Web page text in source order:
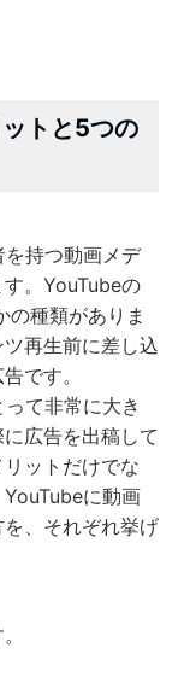
トと5つの
持つ動画メデ
。YouTubeの
種類がありま
再生前に差し込
です。
て非常に大き
広告を出稿して
ットだけでな
に動画
、それぞれ挙げ